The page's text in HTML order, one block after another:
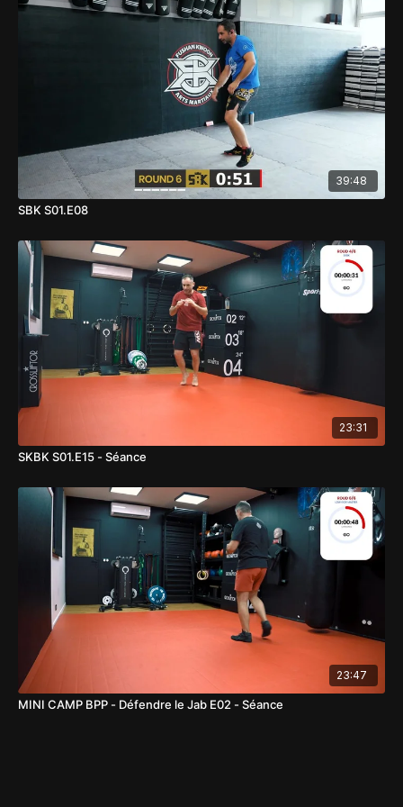
39:48
SBK S01.E08
23:31
SKBK S01.E15 - Séance
23:47
MINI CAMP BPP - Défendre le Jab E02 - Séance